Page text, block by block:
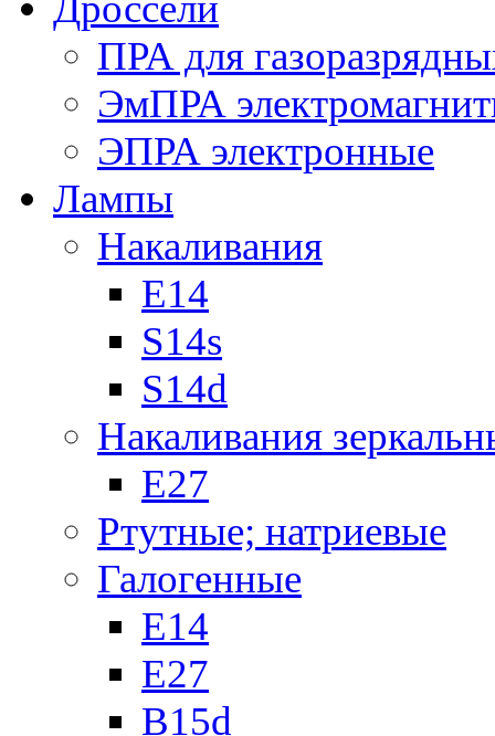
ПРА для
ЭмПРА
ЭПРА электронные
Лампы
Накаливания
Е14
S14s
S14d
Накаливания
Е27
Ртутные; натриевые
Галогенные
Е14
Е27
B15d